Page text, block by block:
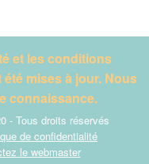
et les conditions
mises à jour. Nous
connaissance.
- Tous droits réservés
de confidentialité
le webmaster